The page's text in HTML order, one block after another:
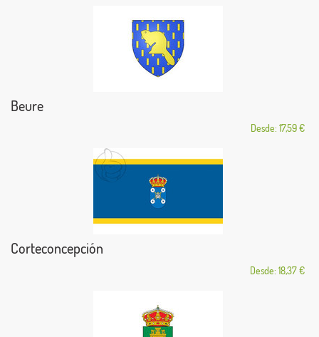
Beure
Desde: 17,59 €
Corteconcepción
Desde: 18,37 €